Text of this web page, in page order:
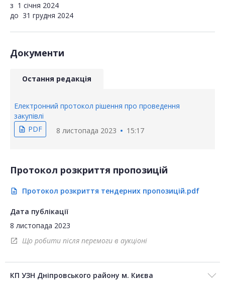
з 1 січня 2024
до 31 грудня 2024
Документи
Остання редакція
Електронний протокол рішення про проведення
закупівлі
description PDF 8 листопада 2023 15:17
Протокол розкриття пропозицій
description Протокол розкриття тендерних пропозицій.pdf
Дата публікації
8 листопада 2023
open_in_new Що робити після перемоги в аукціоні
КП УЗН Дніпровського району м. Києва